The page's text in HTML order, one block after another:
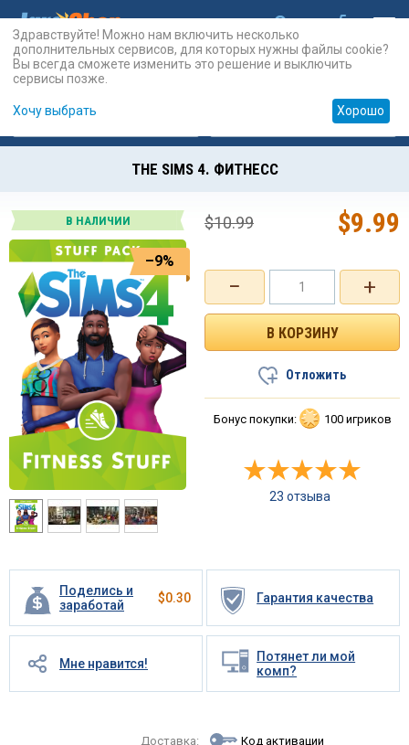
Карты Prepaid
THE SIMS 4. ФИТНЕСС
В НАЛИЧИИ
–9%
Поделись и
заработай
$0.30 Гарантия качества
Мне нравится!
Потянет ли мой
комп?
Доставка: Код активации
+
−
$9.99
$10.99
Отложить
Бонус покупки: 100 игриков
23 отзыва
Здравствуйте! Можно нам включить несколько
дополнительных сервисов, для которых нужны файлы cookie?
Вы всегда сможете изменить это решение и выключить
сервисы позже.
Хочу выбрать Хорошо